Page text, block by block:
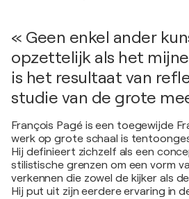
« Geen enkel ander
opzettelijk als het
is het resultaat van
studie van de grote
François Pagé is een toegewijde
werk op grote schaal is
Hij definieert zichzelf als een
stilistische grenzen om een vorm
verkennen die zowel de kijker als
Hij put uit zijn eerdere ervaring in